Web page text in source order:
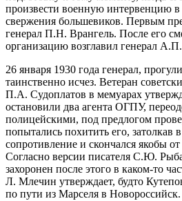
произвести военную интервенцию
свержения большевиков. Первым
генерал П.Н. Врангель. После его
организацию возглавил генерал
26 января 1930 года генерал,
таинственно исчез. Ветеран
П.А. Судоплатов в мемуарах
остановили два агента ОГПУ,
полицейскими, под предлогом
попытались похитить его, затолкав
сопротивление и скончался якобы
Согласно версии писателя С.Ю.
захоронен после этого в каком-то
Л. Млечин утверждает, будто
по пути из Марселя в Новороссийск.